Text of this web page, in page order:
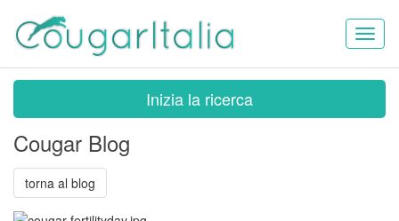
Inizia la ricerca
Cougar Blog
torna al blog